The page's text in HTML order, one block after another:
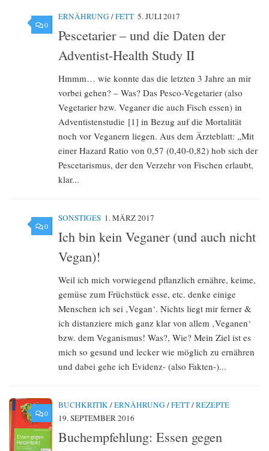
0
ERNÄHRUNG /FETT 5. JULI 2017
Pescetarier – und die Daten der
Adventist-Health Study II
Hmmm… wie konnte das die letzten 3 Jahre an mir
vorbei gehen? – Was? Das Pesco-Vegetarier (also
Vegetarier bzw. Veganer die auch Fisch essen) in
Adventistenstudie [1] in Bezug auf die Mortalität
noch vor Veganern liegen. Aus dem Ärzteblatt: „Mit
einer Hazard Ratio von 0,57 (0,40-0,82) hob sich der
Pescetarismus, der den Verzehr von Fischen erlaubt,
klar...
0
SONSTIGES 1. MÄRZ 2017
Ich bin kein Veganer (und auch nicht
Vegan)!
Weil ich mich vorwiegend pflanzlich ernähre, keime,
gemüse zum Früchstück esse, etc. denke einige
Menschen ich sei ‚Vegan‘. Nichts liegt mir ferner &
ich distanziere mich ganz klar von allem ‚Veganen‘
bzw. dem Veganismus! Was?, Wie? Mein Ziel ist es
mich so gesund und lecker wie möglich zu ernähren
und dabei gehe ich Evidenz- (also Fakten-)...
0
BUCHKRITIK/ERNÄHRUNG /FETT/REZEPTE
19. SEPTEMBER 2016
Buchempfehlung: Essen gegen